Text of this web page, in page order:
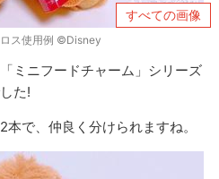
すべての画像
ロス使用例 ©Disney
ミニフードチャーム」シリーズ
た!
で、仲良く分けられますね。